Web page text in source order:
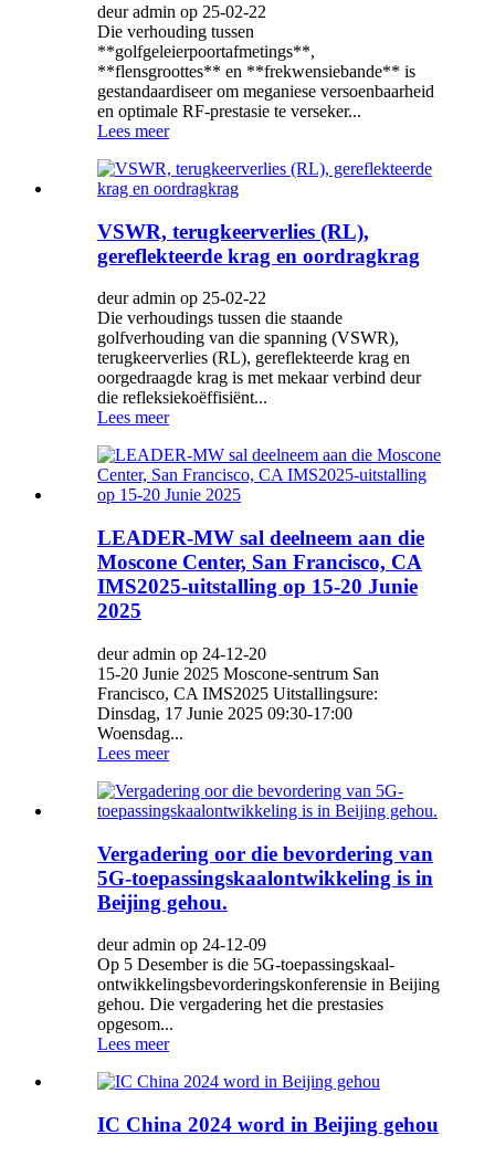
deur admin op 25-02-22
Die verhouding tussen
**golfgeleierpoortafmetings**,
**flensgroottes** en **frekwensiebande** is
gestandaardiseer om meganiese versoenbaarheid
en optimale RF-prestasie te verseker...
Lees meer
VSWR, terugkeerverlies (RL),
gereflekteerde krag en oordragkrag
deur admin op 25-02-22
Die verhoudings tussen die staande
golfverhouding van die spanning (VSWR),
terugkeerverlies (RL), gereflekteerde krag en
oorgedraagde krag is met mekaar verbind deur
die refleksiekoëffisiënt...
Lees meer
LEADER-MW sal deelneem aan die
Moscone Center, San Francisco, CA
IMS2025-uitstalling op 15-20 Junie
2025
deur admin op 24-12-20
15-20 Junie 2025 Moscone-sentrum San
Francisco, CA IMS2025 Uitstallingsure:
Dinsdag, 17 Junie 2025 09:30-17:00
Woensdag...
Lees meer
Vergadering oor die bevordering van
5G-toepassingskaalontwikkeling is in
Beijing gehou.
deur admin op 24-12-09
Op 5 Desember is die 5G-toepassingskaal-
ontwikkelingsbevorderingskonferensie in Beijing
gehou. Die vergadering het die prestasies
opgesom...
Lees meer
IC China 2024 word in Beijing gehou